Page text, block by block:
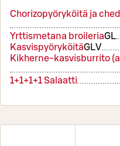
Chorizopyöryköitä ja
Yrttismetana broileriaGL
KasvispyöryköitäGLV
Kikherne-kasvisburrito
1+1+1+1 Salaatti